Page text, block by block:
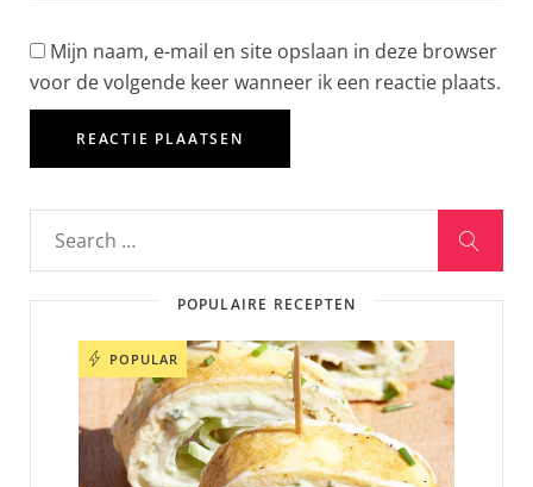
Mijn naam, e-mail en site opslaan in deze browser
voor de volgende keer wanneer ik een reactie plaats.
POPULAIRE RECEPTEN
POPULAR